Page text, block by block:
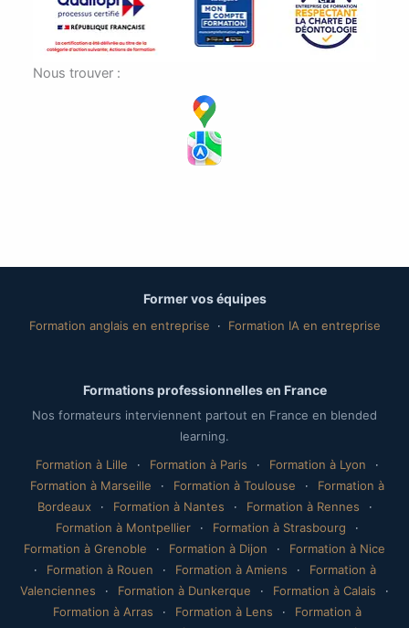
Nous trouver :
Former vos équipes
Formation anglais en entreprise · Formation IA en entreprise
Formations professionnelles en France
Nos formateurs interviennent partout en France en blended
learning.
Formation à Lille
· Formation à Paris · Formation à Lyon
·
Formation à Marseille
· Formation à Toulouse ·
Formation à
Bordeaux
· Formation à Nantes · Formation à Rennes
·
Formation à Montpellier
· Formation à Strasbourg
·
Formation à Grenoble
· Formation à Dijon ·
Formation à Nice
·
Formation à Rouen · Formation à Amiens ·
Formation à
Valenciennes
· Formation à Dunkerque · Formation à Calais
·
Formation à Arras
· Formation à Lens ·
Formation à